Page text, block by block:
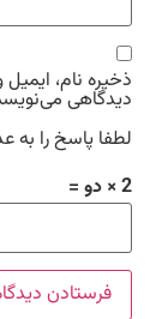
ذخیره نام،
دیدگاهی
لطفا پاسخ را به
2 × دو =